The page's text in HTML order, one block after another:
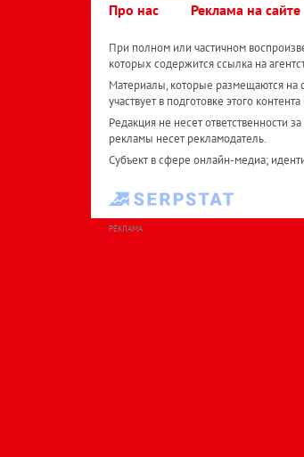
Про нас Реклама на сайте
При полном или частичном
которых содержится ссылка на
Материалы, которые размещаются на
участвует в подготовке этого
Редакция не несет ответственности
рекламы несет рекламодатель.
Субъект в сфере онлайн-медиа;
РЕКЛАМА